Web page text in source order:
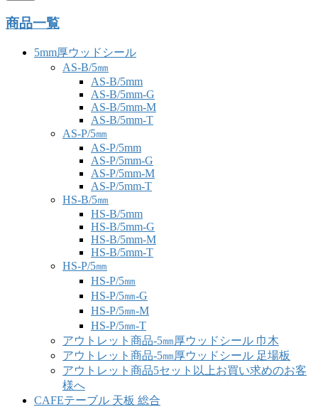
商品一覧
5mm厚ウッドシール
AS-B/5㎜
AS-B/5mm
AS-B/5mm-G
AS-B/5mm-M
AS-B/5mm-T
AS-P/5㎜
AS-P/5mm
AS-P/5mm-G
AS-P/5mm-M
AS-P/5mm-T
HS-B/5㎜
HS-B/5mm
HS-B/5mm-G
HS-B/5mm-M
HS-B/5mm-T
HS-P/5㎜
HS-P/5㎜
HS-P/5㎜-G
HS-P/5㎜-M
HS-P/5㎜-T
アウトレット商品-5㎜厚ウッドシール 巾木
アウトレット商品-5㎜厚ウッドシール 足場板
アウトレット商品5セット以上お買い求めのお客
様へ
CAFEテーブル 天板 総合